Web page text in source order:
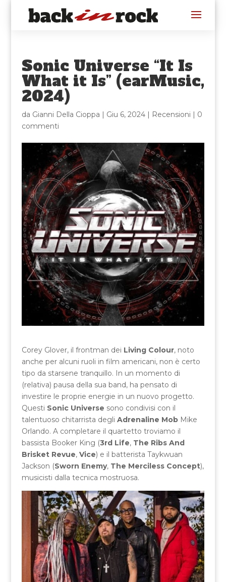
Sonic Universe “It Is
What it Is” (earMusic,
2024)
da Gianni Della Cioppa | Giu 6, 2024| Recensioni | 0
commenti
Corey Glover, il frontman dei Living Colour, noto
anche per alcuni ruoli in film americani, non è certo
tipo da starsene tranquillo. In un momento di
(relativa) pausa della sua band, ha pensato di
investire le proprie energie in un nuovo progetto.
Questi Sonic Universe sono condivisi con il
talentuoso chitarrista degli Adrenaline MobMike
Orlando. A completare il quartetto troviamo il
bassista Booker King (3rd Life, The Ribs And
Brisket Revue, Vice) e il batterista Taykwuan
Jackson (Sworn Enemy, The Merciless Concept),
musicisti dalla tecnica mostruosa.